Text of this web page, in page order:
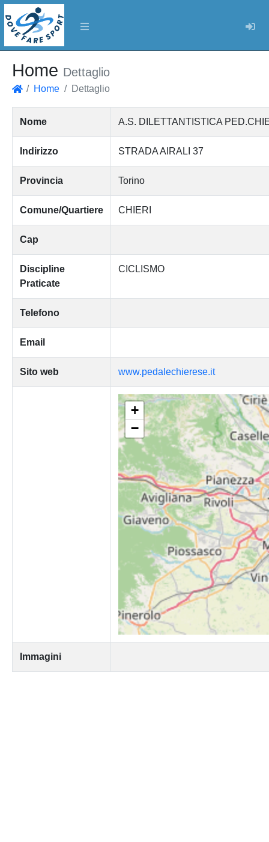
Home Dettaglio
Home Dettaglio
Nome A.S. DILETTANTISTICA
Indirizzo STRADA AIRALI 37
Provincia Torino
Comune/Quartiere CHIERI
Cap
Discipline
Praticate
CICLISMO
Telefono
Email
Sito web www.pedalechierese.it
+
−
Immagini